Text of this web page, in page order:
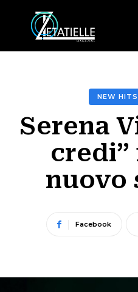
NEW
Serena
nuovo
Facebook